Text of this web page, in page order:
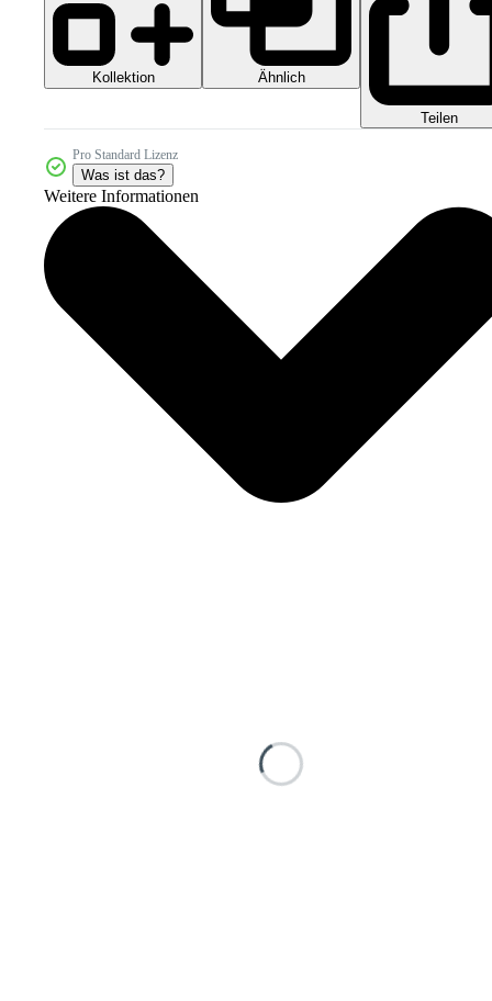
Kollektion Ähnlich
Teilen
Pro Standard Lizenz
Was ist das?
Weitere Informationen